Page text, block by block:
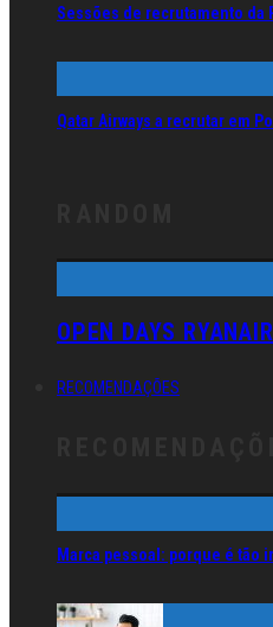
Sessões de recrutamento da
Qatar Airways a recrutar em
OPEN DAYS
RECOMENDAÇÕES
Marca pessoal: porque é tão